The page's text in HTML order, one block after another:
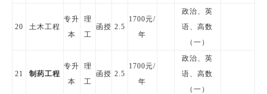
20 土木工程
专升
本
理
工
函授 2.5
1700元/
年
政治、英
语、高数
（一）
21 制药工程
专升
本
理
工
函授 2.5
1700元/
年
政治、英
语、高数
（一）